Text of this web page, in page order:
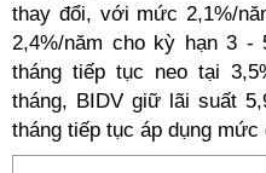
thay đổi, với mức 2,1%/
2,4%/năm cho kỳ hạn 3
tháng tiếp tục neo tại
tháng, BIDV giữ lãi suất
tháng tiếp tục áp dụng mức